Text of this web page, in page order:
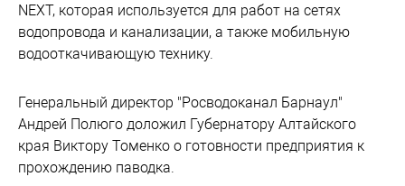
NEXT, которая используется для работ на сетях
водопровода и канализации, а также мобильную
водооткачивающую технику.
Генеральный директор "Росводоканал Барнаул"
Андрей Полюго доложил Губернатору Алтайского
края Виктору Томенко о готовности предприятия к
прохождению паводка.